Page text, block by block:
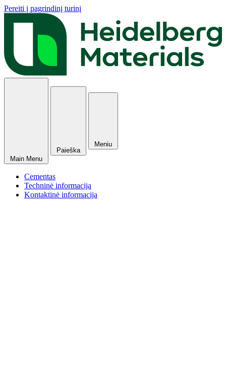
Pereiti į pagrindinį turinį
Main Menu
Paieška
Meniu
Cementas
Techninė informacija
Kontaktinė informacija